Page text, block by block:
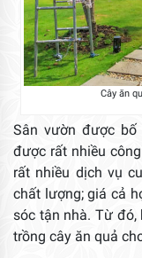
Cây ăn
Sân vườn được
được rất nhiều
rất nhiều dịch vụ
chất lượng; giá cả
sóc tận nhà. Từ đó,
trồng cây ăn quả